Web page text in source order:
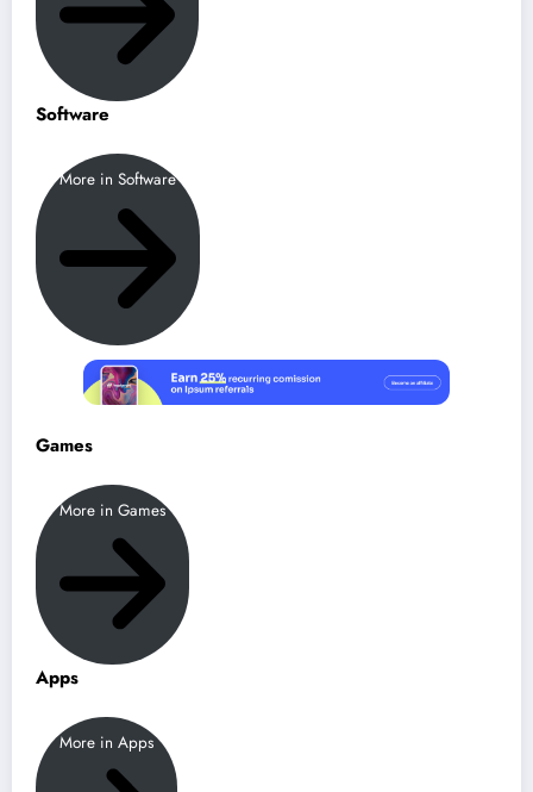
Software
More in Software
Games
More in Games
Apps
More in Apps